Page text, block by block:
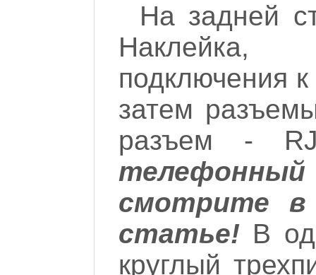
На задней
подключения
затем
разъем -
смотрите в
статье! В
круглый